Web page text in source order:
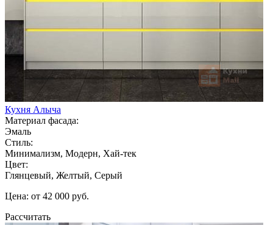
Кухня Алыча
Материал фасада:
Эмаль
Стиль:
Минимализм, Модерн, Хай-тек
Цвет:
Глянцевый, Желтый, Серый
Цена: от 42 000 руб.
Рассчитать